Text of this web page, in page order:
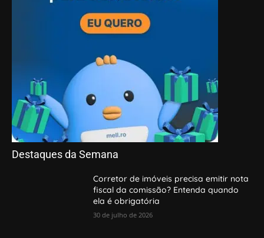
Destaques da Semana
Corretor de imóveis precisa emitir nota
fiscal da comissão? Entenda quando
ela é obrigatória
30 de julho de 2026